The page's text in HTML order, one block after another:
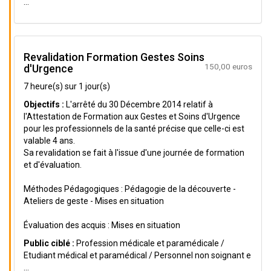
Revalidation Formation Gestes Soins
d'Urgence
150,00 euros
7 heure(s) sur 1 jour(s)
Objectifs : L'arrêté du 30 Décembre 2014 relatif à
l'Attestation de Formation aux Gestes et Soins d'Urgence
pour les professionnels de la santé précise que celle-ci est
valable 4 ans.
Sa revalidation se fait à l'issue d'une journée de formation
et d'évaluation.
Méthodes Pédagogiques : Pédagogie de la découverte -
Ateliers de geste - Mises en situation
Évaluation des acquis : Mises en situation
Public ciblé : Profession médicale et paramédicale /
Etudiant médical et paramédical / Personnel non soignant e